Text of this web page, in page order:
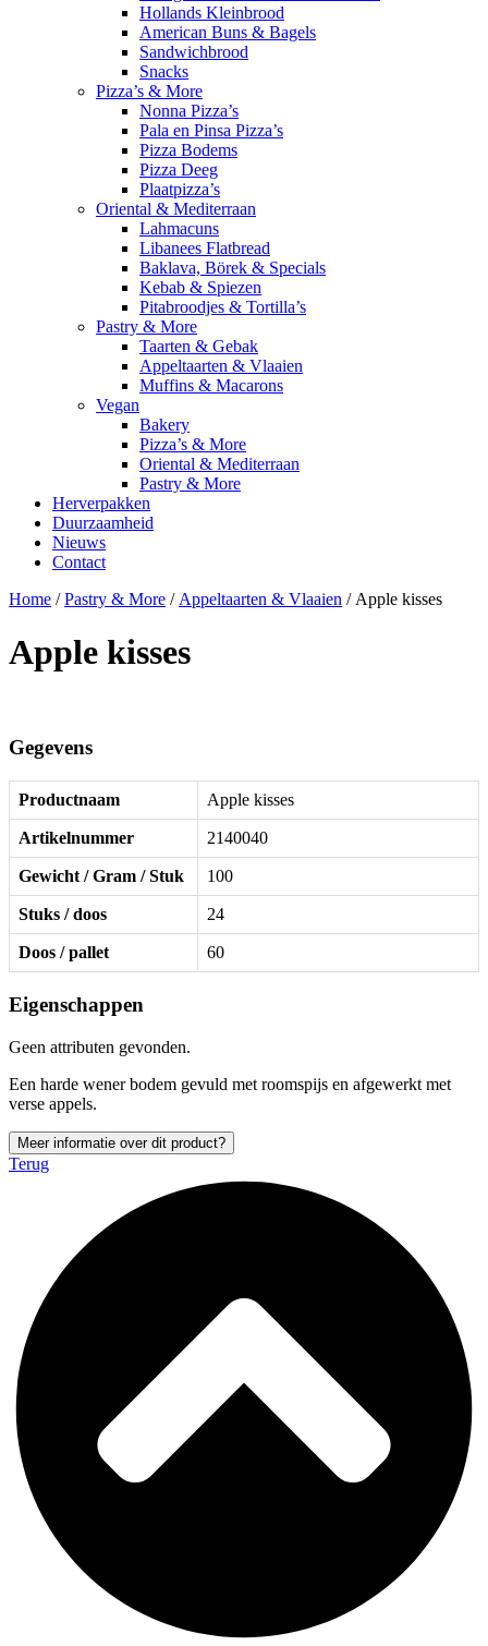
Hollands Kleinbrood
American Buns & Bagels
Sandwichbrood
Snacks
Pizza’s & More
Nonna Pizza’s
Pala en Pinsa Pizza’s
Pizza Bodems
Pizza Deeg
Plaatpizza’s
Oriental & Mediterraan
Lahmacuns
Libanees Flatbread
Baklava, Börek & Specials
Kebab & Spiezen
Pitabroodjes & Tortilla’s
Pastry & More
Taarten & Gebak
Appeltaarten & Vlaaien
Muffins & Macarons
Vegan
Bakery
Pizza’s & More
Oriental & Mediterraan
Pastry & More
Herverpakken
Duurzaamheid
Nieuws
Contact
Home /Pastry & More / Appeltaarten & Vlaaien / Apple kisses
Apple kisses
Gegevens
Productnaam Apple kisses
Artikelnummer 2140040
Gewicht / Gram / Stuk 100
Stuks / doos 24
Doos / pallet 60
Eigenschappen
Geen attributen gevonden.
Een harde wener bodem gevuld met roomspijs en afgewerkt met
verse appels.
Meer informatie over dit product?
Terug